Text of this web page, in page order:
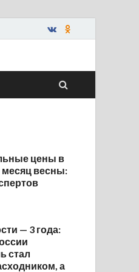
цены в
весны:
— 3 года:
стал
а